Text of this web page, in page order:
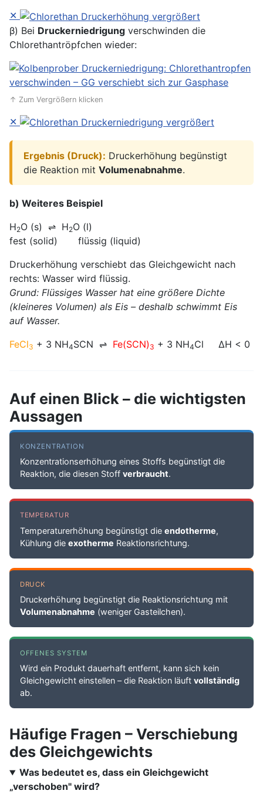
✕
β) Bei Druckerniedrigung verschwinden die
Chlorethantröpfchen wieder:
↑ Zum Vergrößern klicken
✕
Ergebnis (Druck): Druckerhöhung begünstigt
die Reaktion mitVolumenabnahme.
b) Weiteres Beispiel
H2O (s) ⇌ H2O (l)
fest (solid) flüssig (liquid)
Druckerhöhung verschiebt das Gleichgewicht nach
rechts: Wasser wird flüssig.
Grund: Flüssiges Wasser hat eine größere Dichte
(kleineres Volumen) als Eis – deshalb schwimmt Eis
auf Wasser.
FeCl3 + 3 NH4SCN ⇌ Fe(SCN) 3 + 3 NH4Cl ΔH < 0
Auf einen Blick – die wichtigsten
Aussagen
KONZENTRATION
Konzentrationserhöhung eines Stoffs begünstigt die
Reaktion, die diesen Stoff verbraucht.
TEMPERATUR
Temperaturerhöhung begünstigt die endotherme,
Kühlung die exotherme Reaktionsrichtung.
DRUCK
Druckerhöhung begünstigt die Reaktionsrichtung mit
Volumenabnahme (weniger Gasteilchen).
OFFENES SYSTEM
Wird ein Produkt dauerhaft entfernt, kann sich kein
Gleichgewicht einstellen – die Reaktion läuft vollständig
ab.
Häufige Fragen – Verschiebung
des Gleichgewichts
Was bedeutet es, dass ein Gleichgewicht
„verschoben" wird?